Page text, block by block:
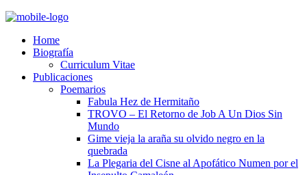
Home
Biografía
Curriculum Vitae​
Publicaciones
Poemarios
Fabula Hez de Hermitaño
TROVO – El Retorno de Job A Un Dios Sin
Mundo
Gime vieja la araña su olvido negro en la
quebrada
La Plegaria del Cisne al Apofático Numen por el